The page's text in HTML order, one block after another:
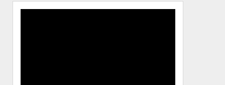
produtivo. Além disso, pode ser produzido:Em